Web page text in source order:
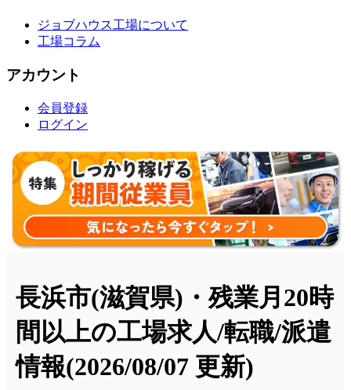
ジョブハウス工場について
工場コラム
アカウント
会員登録
ログイン
長浜市(滋賀県)・残業月20時
間以上の工場求人/転職/派遣
情報(2026/08/07 更新)